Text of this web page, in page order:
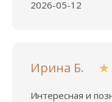
2026-05-12
Ирина Б.
Интересная и